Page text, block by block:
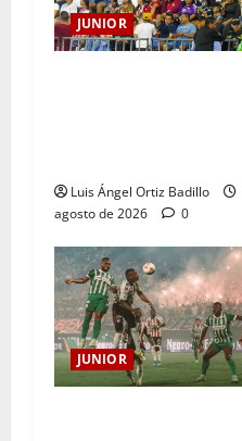
JUNIOR
Luis Ángel Ortiz Badillo
agosto de 2026
0
JUNIOR